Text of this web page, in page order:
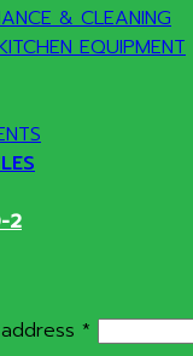
& CLEANING
EQUIPMENT
2
* Required